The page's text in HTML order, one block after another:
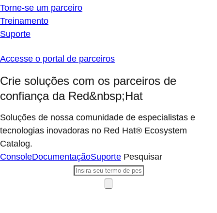
Torne-se um parceiro
Treinamento
Suporte
Accesse o portal de parceiros
Crie soluções com os parceiros de
confiança da Red&nbsp;Hat
Soluções de nossa comunidade de especialistas e
tecnologias inovadoras no Red Hat® Ecosystem
Catalog.
ConsoleDocumentaçãoSuporte Pesquisar